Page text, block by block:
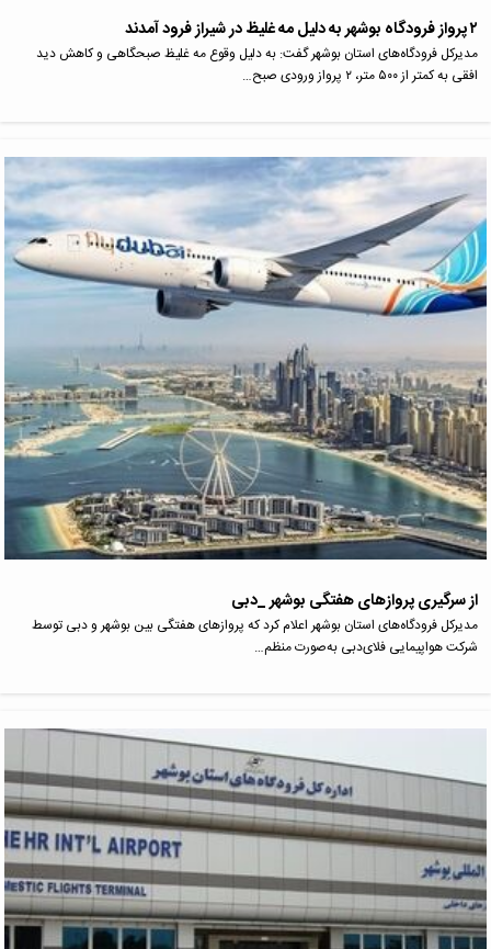
۲ پرواز فرودگاه بوشهر به دلیل مه غلیظ در شیراز فرود آمدند
مدیرکل فرودگاه‌های استان بوشهر گفت: به دلیل وقوع مه غلیظ صبحگاهی و کاهش دید
افقی به کمتر از ۵۰۰ متر، ۲ پرواز ورودی صبح…
از سرگیری پروازهای هفتگی بوشهر _دبی
مدیرکل فرودگاه‌های استان بوشهر اعلام کرد که پروازهای هفتگی بین بوشهر و دبی توسط
شرکت هواپیمایی فلای‌دبی به‌صورت منظم…